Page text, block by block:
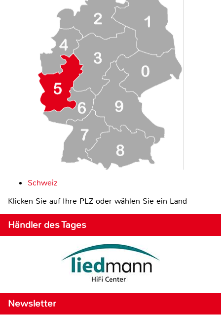
Schweiz
Klicken Sie auf Ihre PLZ oder wählen Sie ein Land
Händler des Tages
Newsletter